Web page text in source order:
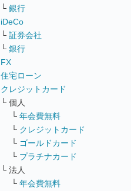
└ 銀行
iDeCo
└ 証券会社
└ 銀行
FX
住宅ローン
クレジットカード
└ 個人
└ 年会費無料
└ クレジットカード
└ ゴールドカード
└ プラチナカード
└ 法人
└ 年会費無料